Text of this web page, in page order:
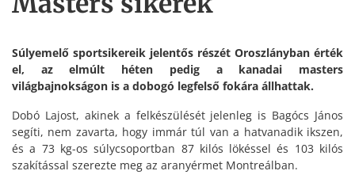
Súlyemelő sportsikereik jelentős részét Oroszlányban érték
el, az elmúlt héten pedig a kanadai masters
világbajnokságon is a dobogó legfelső fokára állhattak.
Dobó Lajost, akinek a felkészülését jelenleg is Bagócs János
segíti, nem zavarta, hogy immár túl van a hatvanadik ikszen,
és a 73 kg-os súlycsoportban 87 kilós lökéssel és 103 kilós
szakítással szerezte meg az aranyérmet Montreálban.